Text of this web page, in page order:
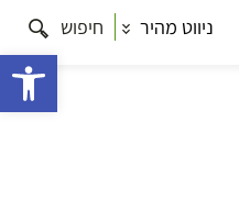
ניווט מהיר חיפוש